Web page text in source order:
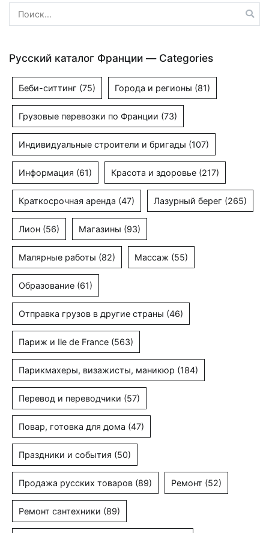
Найти:
Русский каталог Франции — Categories
Беби-ситтинг (75) Города и регионы (81)
Грузовые перевозки по Франции (73)
Индивидуальные строители и бригады (107)
Информация (61) Красота и здоровье (217)
Краткосрочная аренда (47) Лазурный берег (265)
Лион (56) Магазины (93)
Малярные работы (82) Массаж (55)
Образование (61)
Отправка грузов в другие страны (46)
Париж и Ile de France (563)
Парикмахеры, визажисты, маникюр (184)
Перевод и переводчики (57)
Повар, готовка для дома (47)
Праздники и события (50)
Продажа русских товаров (89) Ремонт (52)
Ремонт сантехники (89)